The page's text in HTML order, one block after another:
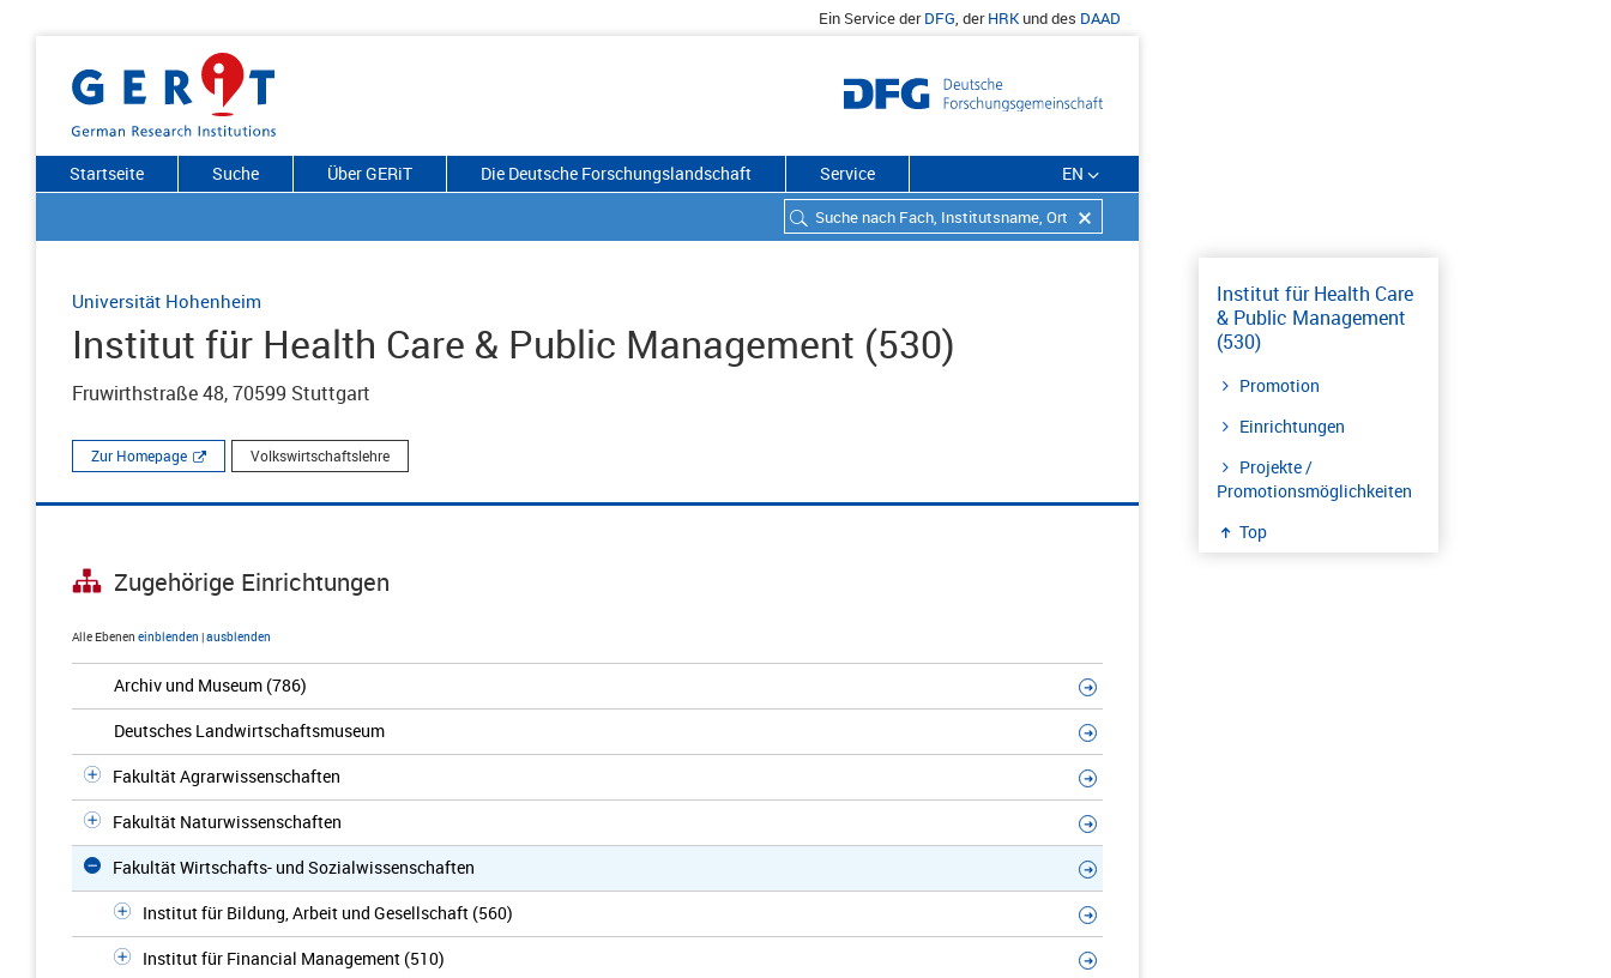
Ein Service derDFG, derHRKund des DAAD
Startseite Suche Über GERiT Die Deutsche Forschungslandschaft Service EN
Institut für Health Care
& Public Management
(530)
Promotion
Einrichtungen
Projekte /
Promotionsmöglichkeiten
Top
Universität Hohenheim
Institut für Health Care & Public Management (530)
Fruwirthstraße 48, 70599 Stuttgart
Zur Homepage Volkswirtschaftslehre
Zugehörige Einrichtungen
Alle Ebenen einblenden |ausblenden
Archiv und Museum (786)
Deutsches Landwirtschaftsmuseum
Fakultät Agrarwissenschaften
Fakultät Naturwissenschaften
Fakultät Wirtschafts- und Sozialwissenschaften
Institut für Bildung, Arbeit und Gesellschaft (560)
Institut für Financial Management (510)